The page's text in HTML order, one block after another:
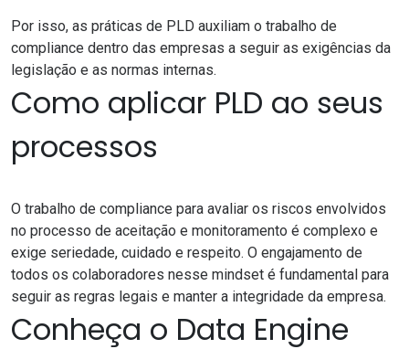
Por isso, as práticas de PLD auxiliam o trabalho de
compliance dentro das empresas a seguir as exigências da
legislação e as normas internas.
Como aplicar PLD ao seus
processos
O trabalho de compliance para avaliar os riscos envolvidos
no processo de aceitação e monitoramento é complexo e
exige seriedade, cuidado e respeito. O engajamento de
todos os colaboradores nesse mindset é fundamental para
seguir as regras legais e manter a integridade da empresa.
Conheça o Data Engine